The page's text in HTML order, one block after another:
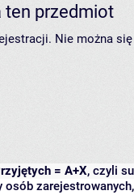
ten przedmiot
Nie można
= A+X, czyli
osób